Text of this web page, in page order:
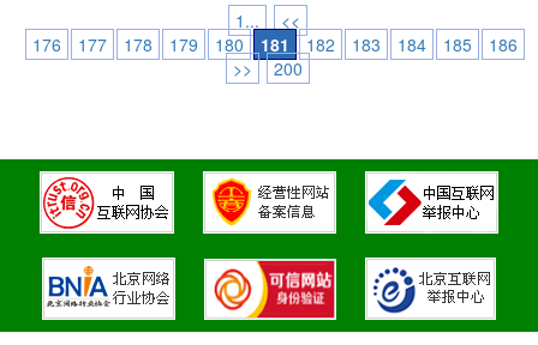
1...
<<
176
177 178 179 180 181 182 183 184 185
186
>>
200